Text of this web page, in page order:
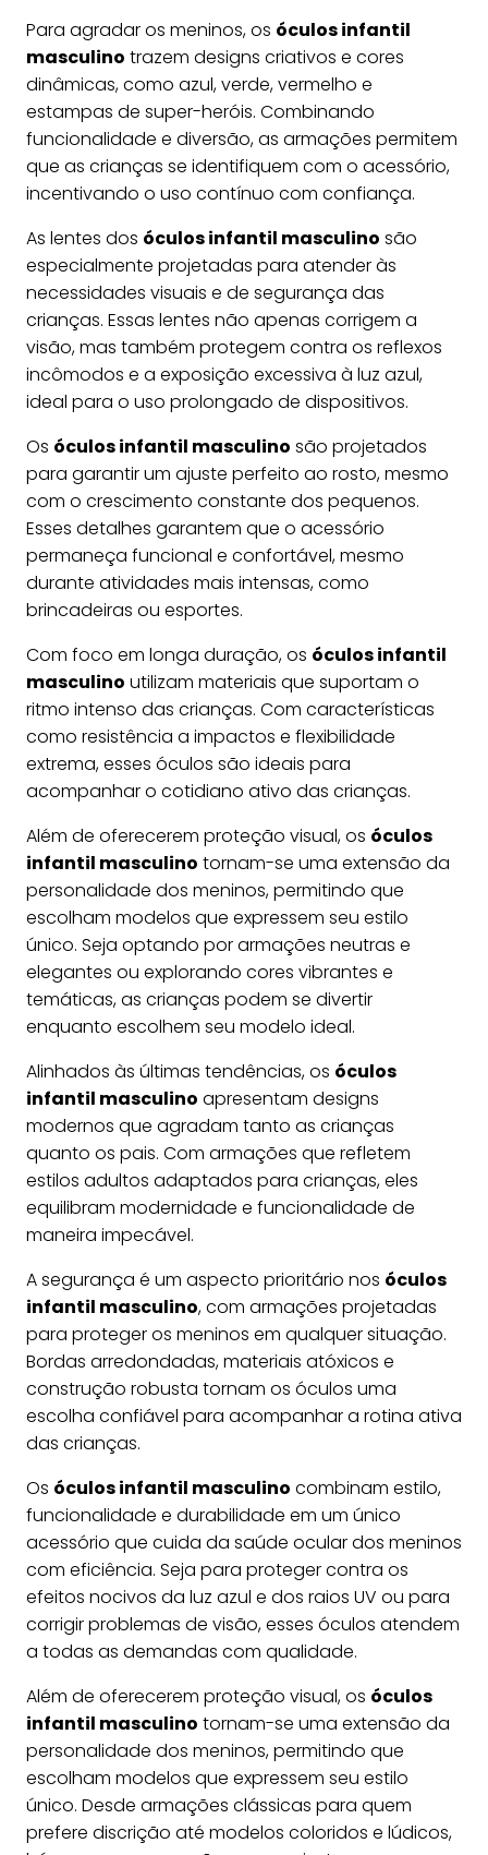
Para agradar os meninos, os óculos infantil
masculino trazem designs criativos e cores
dinâmicas, como azul, verde, vermelho e
estampas de super-heróis. Combinando
funcionalidade e diversão, as armações permitem
que as crianças se identifiquem com o acessório,
incentivando o uso contínuo com confiança.
As lentes dos óculos infantil masculino são
especialmente projetadas para atender às
necessidades visuais e de segurança das
crianças. Essas lentes não apenas corrigem a
visão, mas também protegem contra os reflexos
incômodos e a exposição excessiva à luz azul,
ideal para o uso prolongado de dispositivos.
Os óculos infantil masculino são projetados
para garantir um ajuste perfeito ao rosto, mesmo
com o crescimento constante dos pequenos.
Esses detalhes garantem que o acessório
permaneça funcional e confortável, mesmo
durante atividades mais intensas, como
brincadeiras ou esportes.
Com foco em longa duração, os óculos infantil
masculino utilizam materiais que suportam o
ritmo intenso das crianças. Com características
como resistência a impactos e flexibilidade
extrema, esses óculos são ideais para
acompanhar o cotidiano ativo das crianças.
Além de oferecerem proteção visual, os óculos
infantil masculino tornam-se uma extensão da
personalidade dos meninos, permitindo que
escolham modelos que expressem seu estilo
único. Seja optando por armações neutras e
elegantes ou explorando cores vibrantes e
temáticas, as crianças podem se divertir
enquanto escolhem seu modelo ideal.
Alinhados às últimas tendências, os óculos
infantil masculino apresentam designs
modernos que agradam tanto as crianças
quanto os pais. Com armações que refletem
estilos adultos adaptados para crianças, eles
equilibram modernidade e funcionalidade de
maneira impecável.
A segurança é um aspecto prioritário nos óculos
infantil masculino, com armações projetadas
para proteger os meninos em qualquer situação.
Bordas arredondadas, materiais atóxicos e
construção robusta tornam os óculos uma
escolha confiável para acompanhar a rotina ativa
das crianças.
Os óculos infantil masculino combinam estilo,
funcionalidade e durabilidade em um único
acessório que cuida da saúde ocular dos meninos
com eficiência. Seja para proteger contra os
efeitos nocivos da luz azul e dos raios UV ou para
corrigir problemas de visão, esses óculos atendem
a todas as demandas com qualidade.
Além de oferecerem proteção visual, os óculos
infantil masculino tornam-se uma extensão da
personalidade dos meninos, permitindo que
escolham modelos que expressem seu estilo
único. Desde armações clássicas para quem
prefere discrição até modelos coloridos e lúdicos,